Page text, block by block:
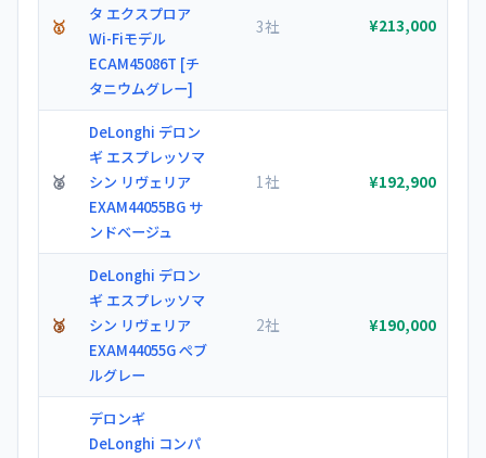
🥇
タ エクスプロア
Wi-Fiモデル
ECAM45086T [チ
タニウムグレー]
3社 ¥213,000
🥈
DeLonghi デロン
ギ エスプレッソマ
シン リヴェリア
EXAM44055BG サ
ンドベージュ
1社 ¥192,900
🥉
DeLonghi デロン
ギ エスプレッソマ
シン リヴェリア
EXAM44055G ぺブ
ルグレー
2社 ¥190,000
デロンギ
DeLonghi コンパ